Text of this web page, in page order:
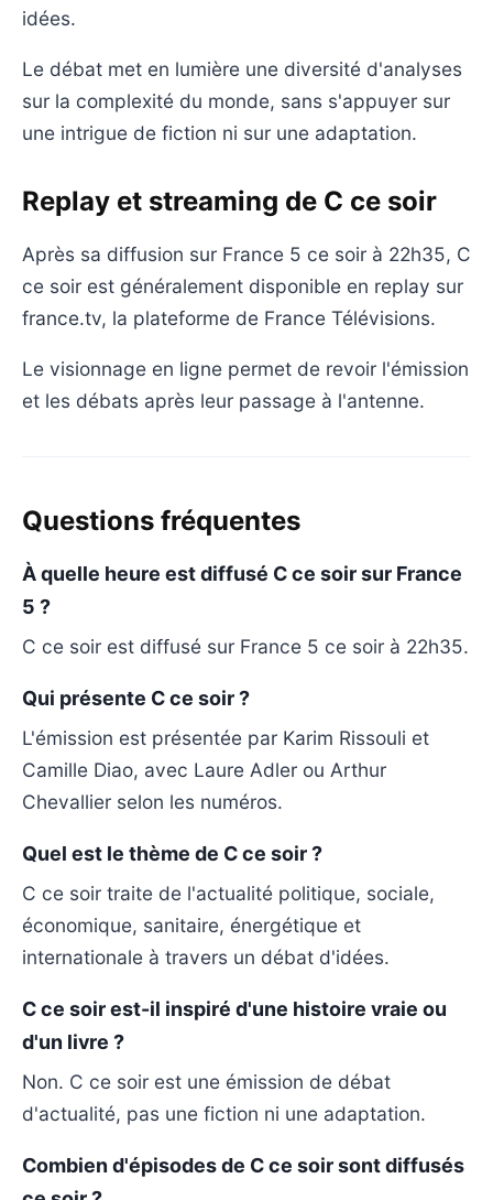
idées.
Le débat met en lumière une diversité d'analyses
sur la complexité du monde, sans s'appuyer sur
une intrigue de fiction ni sur une adaptation.
Replay et streaming de C ce soir
Après sa diffusion sur France 5 ce soir à 22h35, C
ce soir est généralement disponible en replay sur
france.tv, la plateforme de France Télévisions.
Le visionnage en ligne permet de revoir l'émission
et les débats après leur passage à l'antenne.
Questions fréquentes
À quelle heure est diffusé C ce soir sur France
5 ?
C ce soir est diffusé sur France 5 ce soir à 22h35.
Qui présente C ce soir ?
L'émission est présentée par Karim Rissouli et
Camille Diao, avec Laure Adler ou Arthur
Chevallier selon les numéros.
Quel est le thème de C ce soir ?
C ce soir traite de l'actualité politique, sociale,
économique, sanitaire, énergétique et
internationale à travers un débat d'idées.
C ce soir est-il inspiré d'une histoire vraie ou
d'un livre ?
Non. C ce soir est une émission de débat
d'actualité, pas une fiction ni une adaptation.
Combien d'épisodes de C ce soir sont diffusés